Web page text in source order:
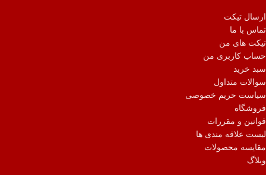
ارسال تیکت
تماس با ما
تیکت های من
حساب کاربری من
سبد خرید
سوالات متداول
سیاست حریم خصوصی
فروشگاه
قوانین و مقررات
لیست علاقه مندی ها
مقایسه محصولات
وبلاگ